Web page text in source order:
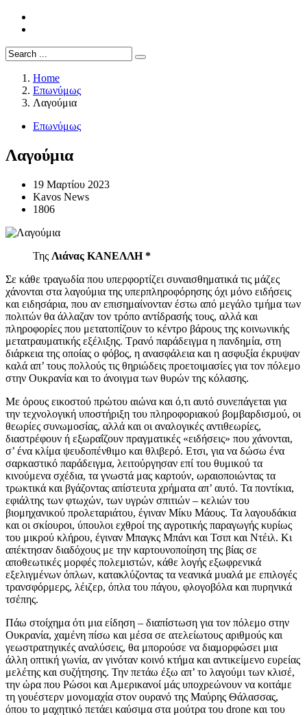
Home
Επωνύμως
Λαγούμια
Επωνύμως
Λαγούμια
19 Μαρτίου 2023
Kavos News
1806
Της Λιάνας ΚΑΝΕΛΛΗ *
Σε κάθε τραγωδία που υπερφορτίζει συναισθηματικά τις μάζες
χάνονται στα λαγούμια της υπερπληροφόρησης όχι μόνο ειδήσεις
και ειδησάρια, που αν επισημαίνονταν έστω από μεγάλο τμήμα των
πολιτών θα άλλαζαν τον τρόπο αντίδρασής τους, αλλά και
πληροφορίες που μετατοπίζουν το κέντρο βάρους της κοινωνικής
μετατραυματικής εξέλιξης. Τρανό παράδειγμα η πανδημία, στη
διάρκεια της οποίας ο φόβος, η ανασφάλεια και η ασφυξία έκρυψαν
καλά απ’ τους πολλούς τις θηριώδεις προετοιμασίες για τον πόλεμο
στην Ουκρανία και το άνοιγμα των θυρών της κόλασης.
Με όρους εικοστού πρώτου αιώνα και ό,τι αυτό συνεπάγεται για
την τεχνολογική υποστήριξη του πληροφοριακού βομβαρδισμού, οι
θεωρίες συνωμοσίας, αλλά και οι αναλογικές αντιθεωρίες,
διαστρέφουν ή εξωραΐζουν πραγματικές «ειδήσεις» που χάνονται,
σ’ ένα κλίμα ψευδοπένθιμο και θλιβερό. Ετσι, για να δώσω ένα
σαρκαστικό παράδειγμα, λειτούργησαν επί του θυμικού τα
κινούμενα σχέδια, τα γνωστά μας καρτούν, ωραιοποιώντας τα
τρωκτικά και βγάζοντας απίστευτα χρήματα απ’ αυτό. Τα ποντίκια,
εφιάλτης των φτωχών, των υγρών σπιτιών – κελιών του
βιομηχανικού προλεταριάτου, έγιναν Μίκυ Μάους. Τα λαγουδάκια
και οι σκίουροι, ύπουλοι εχθροί της αγροτικής παραγωγής κυρίως
του μικρού κλήρου, έγιναν Μπαγκς Μπάνι και Τσιπ και Ντέιλ. Κι
απέκτησαν διαδόχους με την καρτουνοποίηση της βίας σε
αποθεωτικές μορφές πολεμιστών, κάθε λογής εξωφρενικά
εξελιγμένων όπλων, κατακλύζοντας τα νεανικά μυαλά με επιλογές
τρανσφόρμερς, λέιζερ, όπλα του πάγου, φλογοβόλα και πυρηνικά
τσέπης.
Πάω στοίχημα ότι μια είδηση – διαπίστωση για τον πόλεμο στην
Ουκρανία, χαμένη πίσω και μέσα σε ατελείωτους αριθμούς και
γεωστρατηγικές αναλύσεις, θα μπορούσε να διαμορφώσει μια
άλλη οπτική γωνία, αν γινόταν κοινό κτήμα και αντικείμενο ευρείας
μελέτης και συζήτησης. Την πετάω έξω απ’ το λαγούμι των κλισέ,
την ώρα που Ρώσοι και Αμερικανοί μάς υποχρεώνουν να κοιτάμε
τη γουέστερν μονομαχία στον ουρανό της Μαύρης Θάλασσας,
όπου το μαχητικό πετάει καύσιμα στα μούτρα του drone και του